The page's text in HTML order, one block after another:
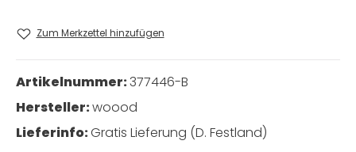
Zum Merkzettel hinzufügen
Artikelnummer:377446-B
Hersteller:woood
Lieferinfo:Gratis Lieferung (D. Festland)